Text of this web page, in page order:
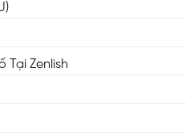
Tại Zenlish